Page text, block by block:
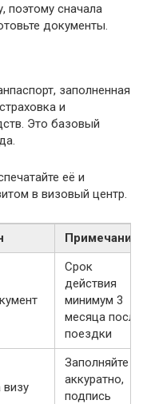
поэтому сначала
документы.
заполненная
и
Это базовый
её и
в визовый центр.
Примечание
Срок
действия
минимум 3
месяца после
поездки
визу
Заполняйте
аккуратно,
подпись